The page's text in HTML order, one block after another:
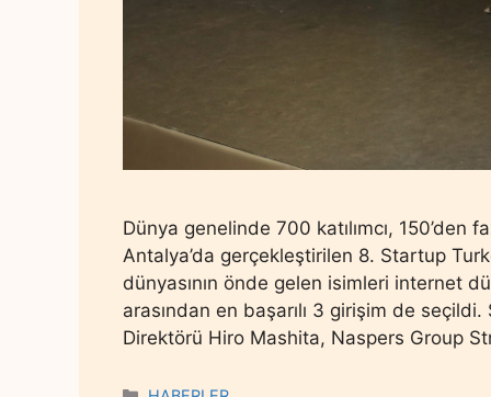
Dünya genelinde 700 katılımcı, 150’den
Antalya’da gerçekleştirilen 8. Startup
dünyasının önde gelen isimleri internet
arasından en başarılı 3 girişim de
Direktörü Hiro Mashita, Naspers Group